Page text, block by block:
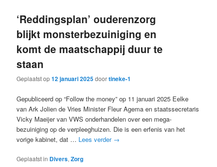
‘Reddingsplan’ ouderenzorg
blijkt monsterbezuiniging en
komt de maatschappij duur te
staan
Geplaatst op12 januari 2025doortineke-1
Gepubliceerd op “Follow the money” op 11 januari 2025 Eelke
van Ark Jolien de Vries Minister Fleur Agema en staatssecretaris
Vicky Maeijer van VWS onderhandelen over een mega-
bezuiniging op de verpleeghuizen. Die is een erfenis van het
vorige kabinet, dat … Lees verder →
Geplaatst in Divers,Zorg